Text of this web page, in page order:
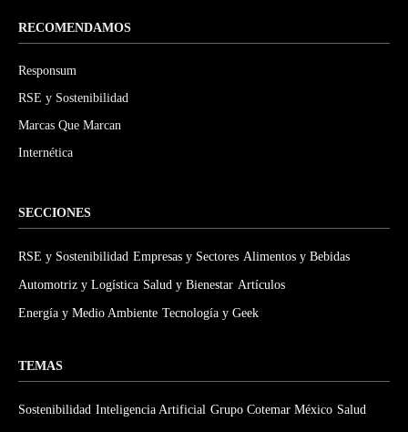
RECOMENDAMOS
Responsum
RSE y Sostenibilidad
Marcas Que Marcan
Internética
SECCIONES
RSE y Sostenibilidad Empresas y Sectores Alimentos y Bebidas
Automotriz y Logística Salud y Bienestar Artículos
Energía y Medio Ambiente Tecnología y Geek
TEMAS
Sostenibilidad Inteligencia Artificial Grupo Cotemar México Salud